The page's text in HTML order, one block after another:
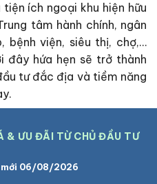
ích ngoại khu hiện hữu
tâm hành chính, ngân
bệnh viện, siêu thị, chợ,…
đây hứa hẹn sẽ trở thành
tư đắc địa và tiềm năng
& ƯU ĐÃI TỪ CHỦ ĐẦU TƯ
mới 06/08/2026